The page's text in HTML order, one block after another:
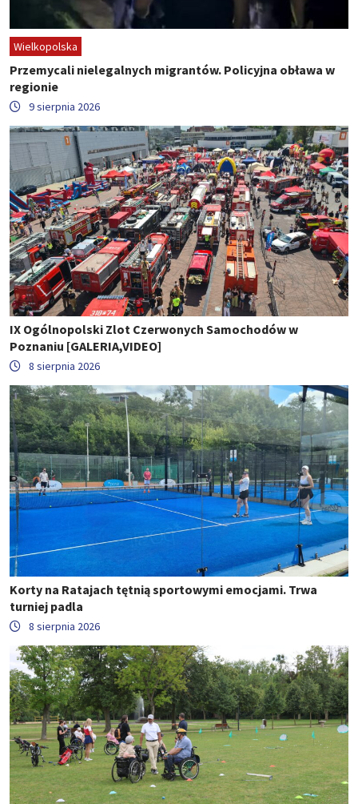
Wielkopolska
Przemycali nielegalnych migrantów. Policyjna obława w
regionie
9 sierpnia 2026
IX Ogólnopolski Zlot Czerwonych Samochodów w
Poznaniu [GALERIA,VIDEO]
8 sierpnia 2026
Korty na Ratajach tętnią sportowymi emocjami. Trwa
turniej padla
8 sierpnia 2026